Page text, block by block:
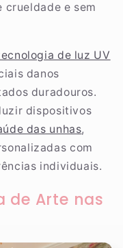
e sem
de luz UV
danos
duradouros.
dispositivos
das unhas,
com
individuais.
de Arte nas